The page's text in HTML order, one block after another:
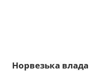
Норвезька